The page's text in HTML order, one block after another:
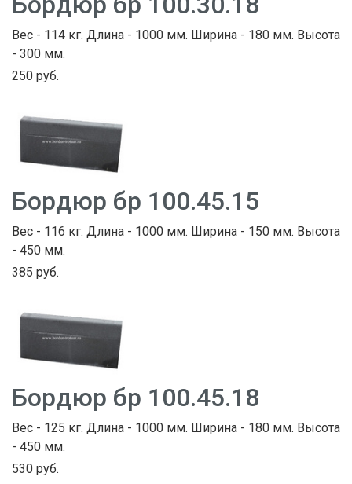
Вес - 114 кг. Длина - 1000 мм. Ширина - 180 мм. Высота
- 300 мм.
250 руб.
Бордюр бр 100.45.15
Вес - 116 кг. Длина - 1000 мм. Ширина - 150 мм. Высота
- 450 мм.
385 руб.
Бордюр бр 100.45.18
Вес - 125 кг. Длина - 1000 мм. Ширина - 180 мм. Высота
- 450 мм.
530 руб.